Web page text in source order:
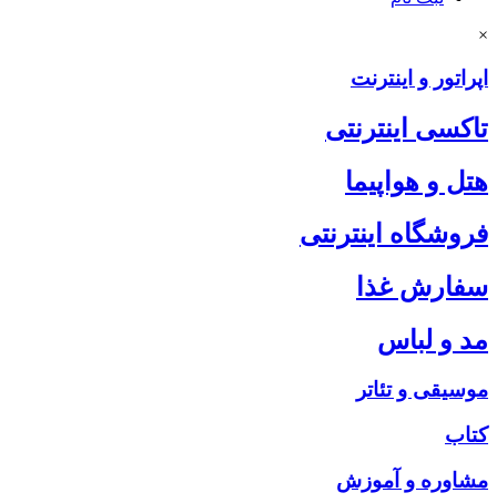
×
اپراتور و اینترنت
تاکسی اینترنتی
هتل و هواپیما
فروشگاه اینترنتی
سفارش غذا
مد و لباس
موسیقی و تئاتر
کتاب
مشاوره و آموزش